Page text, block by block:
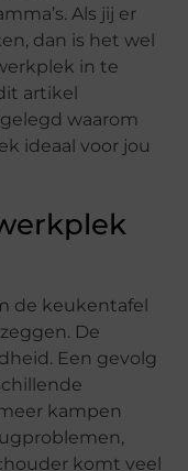
Als jij er
dan is het wel
in te
artikel
waarom
ideaal voor jou
de keukentafel
De
Een gevolg
kampen
komt veel